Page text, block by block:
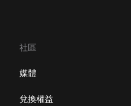
社區
媒體
兌換權益